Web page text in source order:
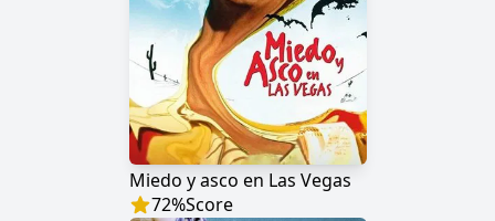
Miedo y asco en Las Vegas
72%Score